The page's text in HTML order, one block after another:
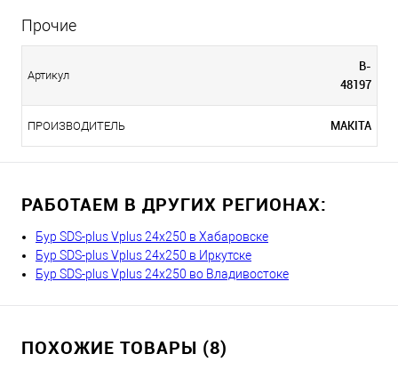
Прочие
Артикул
B-
48197
ПРОИЗВОДИТЕЛЬ MAKITA
РАБОТАЕМ В ДРУГИХ РЕГИОНАХ:
Бур SDS-plus Vplus 24х250 в Хабаровске
Бур SDS-plus Vplus 24х250 в Иркутске
Бур SDS-plus Vplus 24х250 во Владивостоке
ПОХОЖИЕ ТОВАРЫ (8)